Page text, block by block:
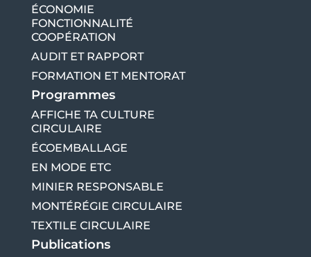
ÉCONOMIE
FONCTIONNALITÉ
COOPÉRATION
AUDIT ET RAPPORT
FORMATION ET MENTORAT
Programmes
AFFICHE TA CULTURE
CIRCULAIRE
ÉCOEMBALLAGE
EN MODE ETC
MINIER RESPONSABLE
MONTÉRÉGIE CIRCULAIRE
TEXTILE CIRCULAIRE
Publications